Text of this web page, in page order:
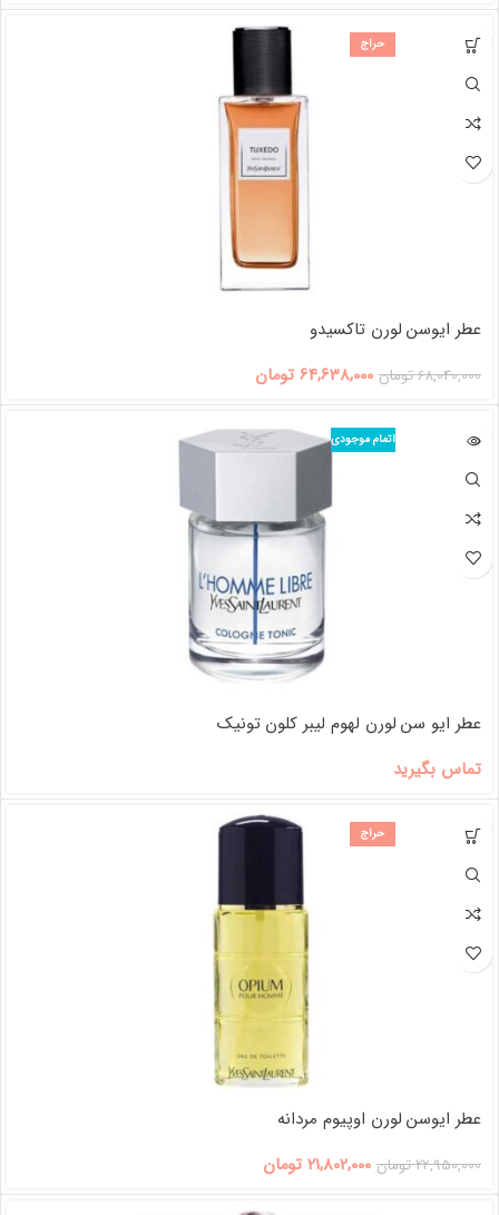
حراج
عطر ایوسن لورن تاکسیدو
68,040,000تومان 64,638,000 تومان
اتمام موجودی
عطر ایو سن لورن لهوم لیبر کلون تونیک
تماس بگیرید
حراج
عطر ایوسن لورن اوپیوم مردانه
22,950,000تومان 21,802,000 تومان